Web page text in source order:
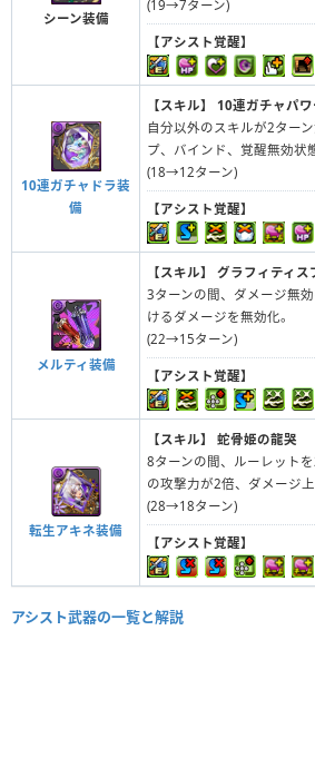
シーン装備
(19→7ターン)
【アシスト覚醒】
10連ガチャドラ装
備
【スキル】
10連ガチャパワ
自分以外のスキルが2ター
プ、バインド、覚醒無効状
(18→12ターン)
【アシスト覚醒】
メルティ装備
【スキル】
グラフィティス
3ターンの間、ダメージ無
けるダメージを無効化。
(22→15ターン)
【アシスト覚醒】
転生アキネ装備
【スキル】
蛇骨姫の龍哭
8ターンの間、ルーレット
の攻撃力が2倍、ダメージ上
(28→18ターン)
【アシスト覚醒】
アシスト武器の一覧と解説